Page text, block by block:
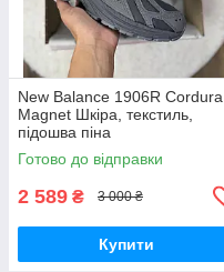
New Balance 1906R Cordura
Magnet Шкіра, текстиль,
підошва піна
Готово до відправки
2 589 ₴ 3 000 ₴
Купити